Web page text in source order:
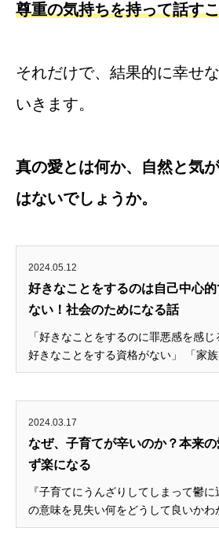
尊重の気持ちを持って話す
それだけで、結果的に幸せ
いきます。
真の愛とは何か、自然と気
はないでしょうか。
2024.05.12
好きなことをするのは自己中心
ない！社会のためになる話
「好きなことをするのに罪悪感を感
好きなことをする資格がない」 「家族
2024.03.17
なぜ、子育てが辛いのか？本来
ず楽になる
『子育てにうんざりしてしまって鬱
の意味を見失い何をどうして良いかわ